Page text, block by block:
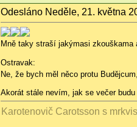
Odesláno Neděle, 21. května
Mně taky straší jakýmasi
Ostravak:
Ne, že bych měl něco protu
Akorát stále nevím, jak se večer
Karotenovič Carotsson s